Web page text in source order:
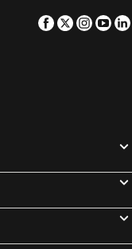
Facebook
Twitter